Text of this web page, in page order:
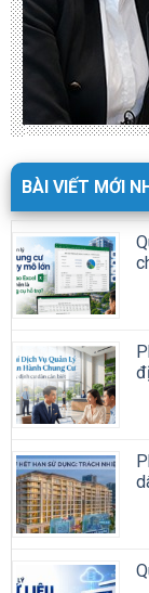
BÀI VIẾT MỚI